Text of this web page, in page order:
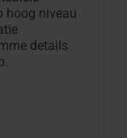
hoog niveau
details